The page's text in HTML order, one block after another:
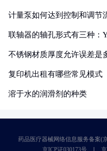
计量泵如何达到控制和调节
联轴器的轴孔形式有三种：
不锈钢材质厚度允许误差是
复印机出租有哪些常见模式
溶于水的润滑剂的种类
药品医疗器械网络信息服务备案(
京ICP证030173号